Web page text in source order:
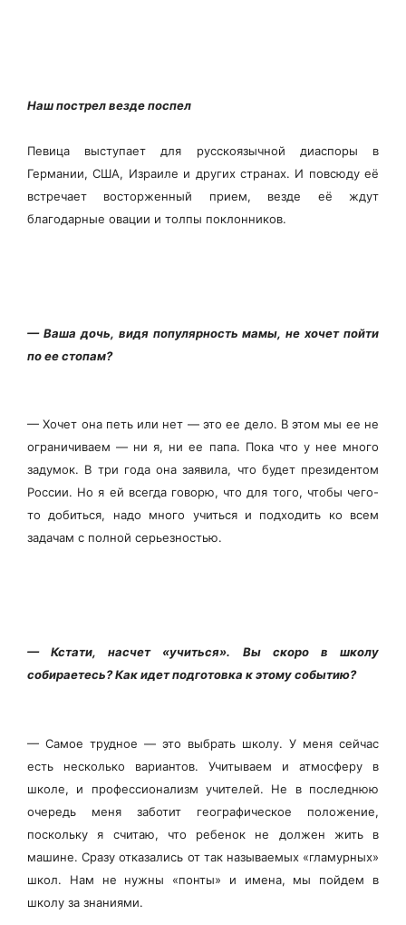
Наш пострел везде поспел
Певица выступает для русскоязычной диаспоры в
Германии, США, Израиле и других странах. И повсюду её
встречает восторженный прием, везде её ждут
благодарные овации и толпы поклонников.
— Ваша дочь, видя популярность мамы, не хочет пойти
по ее стопам?
— Хочет она петь или нет — это ее дело. В этом мы ее не
ограничиваем — ни я, ни ее папа. Пока что у нее много
задумок. В три года она заявила, что будет президентом
России. Но я ей всегда говорю, что для того, чтобы чего-
то добиться, надо много учиться и подходить ко всем
задачам с полной серьезностью.
— Кстати, насчет «учиться». Вы скоро в школу
собираетесь? Как идет подготовка к этому событию?
— Самое трудное — это выбрать школу. У меня сейчас
есть несколько вариантов. Учитываем и атмосферу в
школе, и профессионализм учителей. Не в последнюю
очередь меня заботит географическое положение,
поскольку я считаю, что ребенок не должен жить в
машине. Сразу отказались от так называемых «гламурных»
школ. Нам не нужны «понты» и имена, мы пойдем в
школу за знаниями.